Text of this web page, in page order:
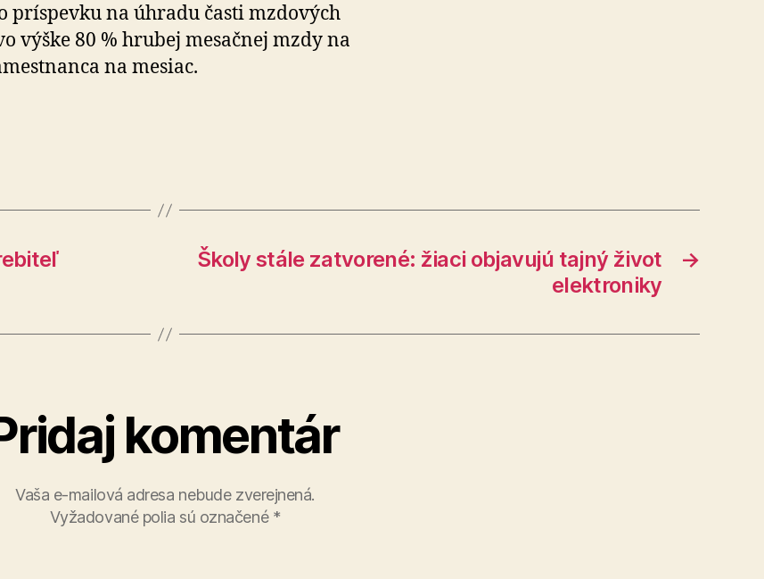
príspevku na úhradu časti mzdových
výške 80 % hrubej mesačnej mzdy na
na mesiac.
→
Školy stále zatvorené: žiaci objavujú tajný život
elektroniky
komentár
Vaša e-mailová adresa nebude zverejnená.
Vyžadované polia sú označené *